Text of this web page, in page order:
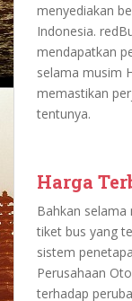
menyediakan
Indonesia.
mendapatkan
selama musim
memastikan
tentunya.
Harga
Bahkan selama
tiket bus yang
sistem
Perusahaan
terhadap